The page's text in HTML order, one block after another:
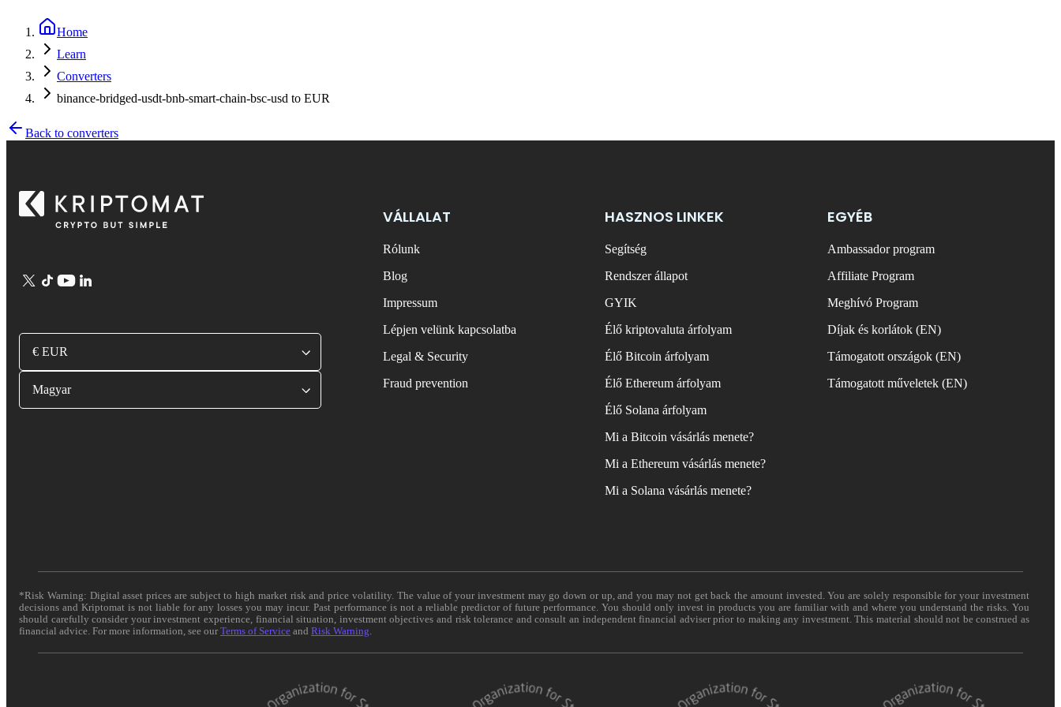
Home
Learn
Converters
binance-bridged-usdt-bnb-smart-chain-bsc-usd to EUR
Back to converters
€ EUR
Magyar
VÁLLALAT
Rólunk
Blog
Impressum
Lépjen velünk kapcsolatba
Legal & Security
Fraud prevention
HASZNOS LINKEK
Segítség
Rendszer állapot
GYIK
Élő kriptovaluta árfolyam
Élő Bitcoin árfolyam
Élő Ethereum árfolyam
Élő Solana árfolyam
Mi a Bitcoin vásárlás menete?
Mi a Ethereum vásárlás menete?
Mi a Solana vásárlás menete?
EGYÉB
Ambassador program
Affiliate Program
Meghívó Program
Díjak és korlátok (EN)
Támogatott országok (EN)
Támogatott műveletek (EN)
*Risk Warning: Digital asset prices are subject to high market risk and price volatility. The value of your investment may go down or up, and you may not get back the amount invested. You are solely responsible for your investment
decisions and Kriptomat is not liable for any losses you may incur. Past performance is not a reliable predictor of future performance. You should only invest in products you are familiar with and where you understand the risks. You
should carefully consider your investment experience, financial situation, investment objectives and risk tolerance and consult an independent financial adviser prior to making any investment. This material should not be construed as
financial advice. For more information, see ourTerms of Service and Risk Warning